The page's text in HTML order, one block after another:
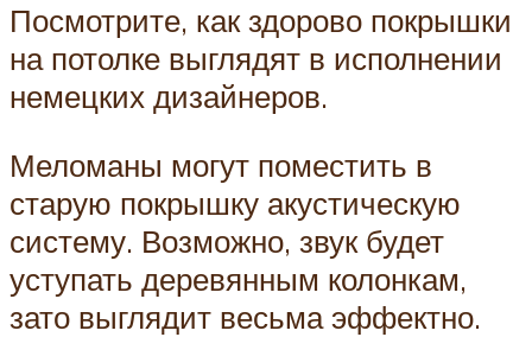
Посмотрите, как здорово покрышки
на потолке выглядят в исполнении
немецких дизайнеров.
Меломаны могут поместить в
старую покрышку акустическую
систему. Возможно, звук будет
уступать деревянным колонкам,
зато выглядит весьма эффектно.